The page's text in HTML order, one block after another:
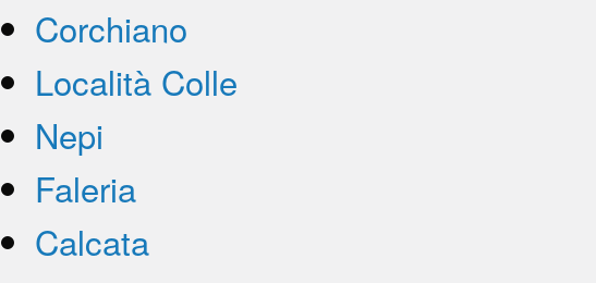
Corchiano
Località Colle
Nepi
Faleria
Calcata